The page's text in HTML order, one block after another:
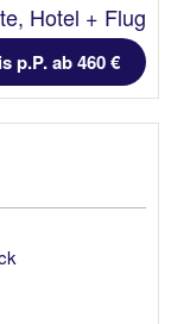
Hotel + Flug
p.P. ab 460 €